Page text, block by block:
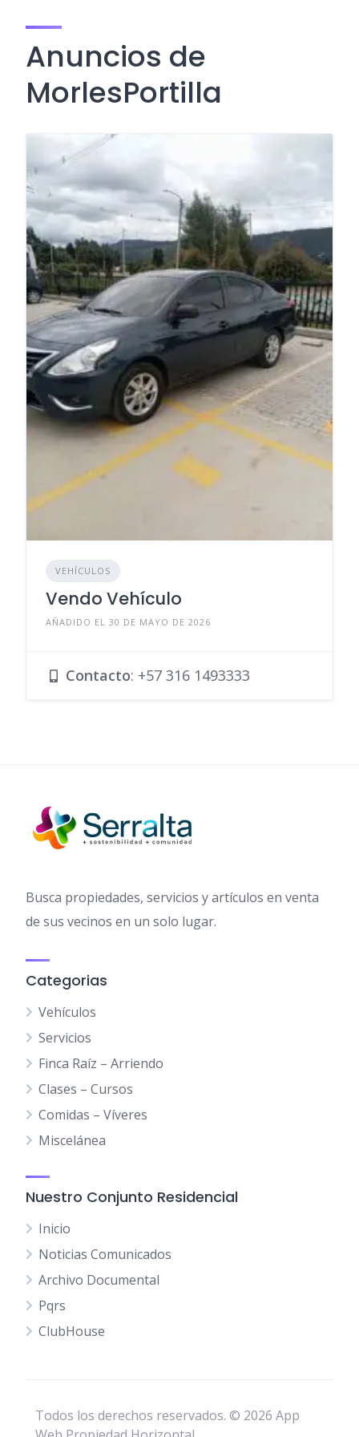
Anuncios de
MorlesPortilla
VEHÍCULOS
Vendo Vehículo
AÑADIDO EL 30 DE MAYO DE 2026
Contacto: +57 316 1493333
Busca propiedades, servicios y artículos en venta
de sus vecinos en un solo lugar.
Categorias
Vehículos
Servicios
Finca Raíz – Arriendo
Clases – Cursos
Comidas – Víveres
Miscelánea
Nuestro Conjunto Residencial
Inicio
Noticias Comunicados
Archivo Documental
Pqrs
ClubHouse
Todos los derechos reservados. © 2026 App